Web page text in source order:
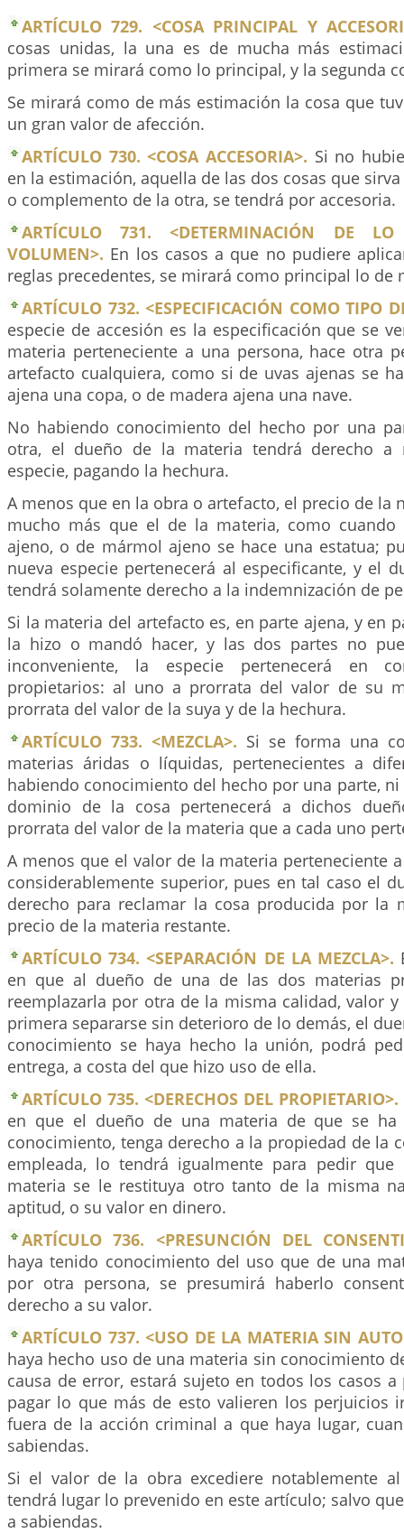
ARTÍCULO 729. <COSA PRINCIPAL Y
cosas unidas, la una es de mucha más
primera se mirará como lo principal, y la segunda
Se mirará como de más estimación la cosa que
un gran valor de afección.
ARTÍCULO 730. <COSA ACCESORIA>. Si no
en la estimación, aquella de las dos cosas que
o complemento de la otra, se tendrá por accesoria.
ARTÍCULO 731. <DETERMINACIÓN DE LO
VOLUMEN>. En los casos a que no pudiere
reglas precedentes, se mirará como principal lo de
ARTÍCULO 732. <ESPECIFICACIÓN COMO TIPO
especie de accesión es la especificación que se
materia perteneciente a una persona, hace otra
artefacto cualquiera, como si de uvas ajenas se
ajena una copa, o de madera ajena una nave.
No habiendo conocimiento del hecho por una
otra, el dueño de la materia tendrá derecho a
especie, pagando la hechura.
A menos que en la obra o artefacto, el precio de la
mucho más que el de la materia, como
ajeno, o de mármol ajeno se hace una estatua;
nueva especie pertenecerá al especificante, y el
tendrá solamente derecho a la indemnización de
Si la materia del artefacto es, en parte ajena, y en
la hizo o mandó hacer, y las dos partes no
inconveniente, la especie pertenecerá en
propietarios: al uno a prorrata del valor de su
prorrata del valor de la suya y de la hechura.
ARTÍCULO 733. <MEZCLA>. Si se forma una
materias áridas o líquidas, pertenecientes a
habiendo conocimiento del hecho por una parte,
dominio de la cosa pertenecerá a dichos
prorrata del valor de la materia que a cada uno
A menos que el valor de la materia perteneciente
considerablemente superior, pues en tal caso el
derecho para reclamar la cosa producida por la
precio de la materia restante.
ARTÍCULO 734. <SEPARACIÓN DE LA MEZCLA>.
en que al dueño de una de las dos materias
reemplazarla por otra de la misma calidad, valor
primera separarse sin deterioro de lo demás, el
conocimiento se haya hecho la unión, podrá
entrega, a costa del que hizo uso de ella.
ARTÍCULO 735. <DERECHOS DEL PROPIETARIO>.
en que el dueño de una materia de que se
conocimiento, tenga derecho a la propiedad de la
empleada, lo tendrá igualmente para pedir
materia se le restituya otro tanto de la misma
aptitud, o su valor en dinero.
ARTÍCULO 736. <PRESUNCIÓN DEL
haya tenido conocimiento del uso que de una
por otra persona, se presumirá haberlo
derecho a su valor.
ARTÍCULO 737. <USO DE LA MATERIA SIN
haya hecho uso de una materia sin conocimiento
causa de error, estará sujeto en todos los casos
pagar lo que más de esto valieren los perjuicios
fuera de la acción criminal a que haya lugar,
sabiendas.
Si el valor de la obra excediere notablemente
tendrá lugar lo prevenido en este artículo; salvo
a sabiendas.